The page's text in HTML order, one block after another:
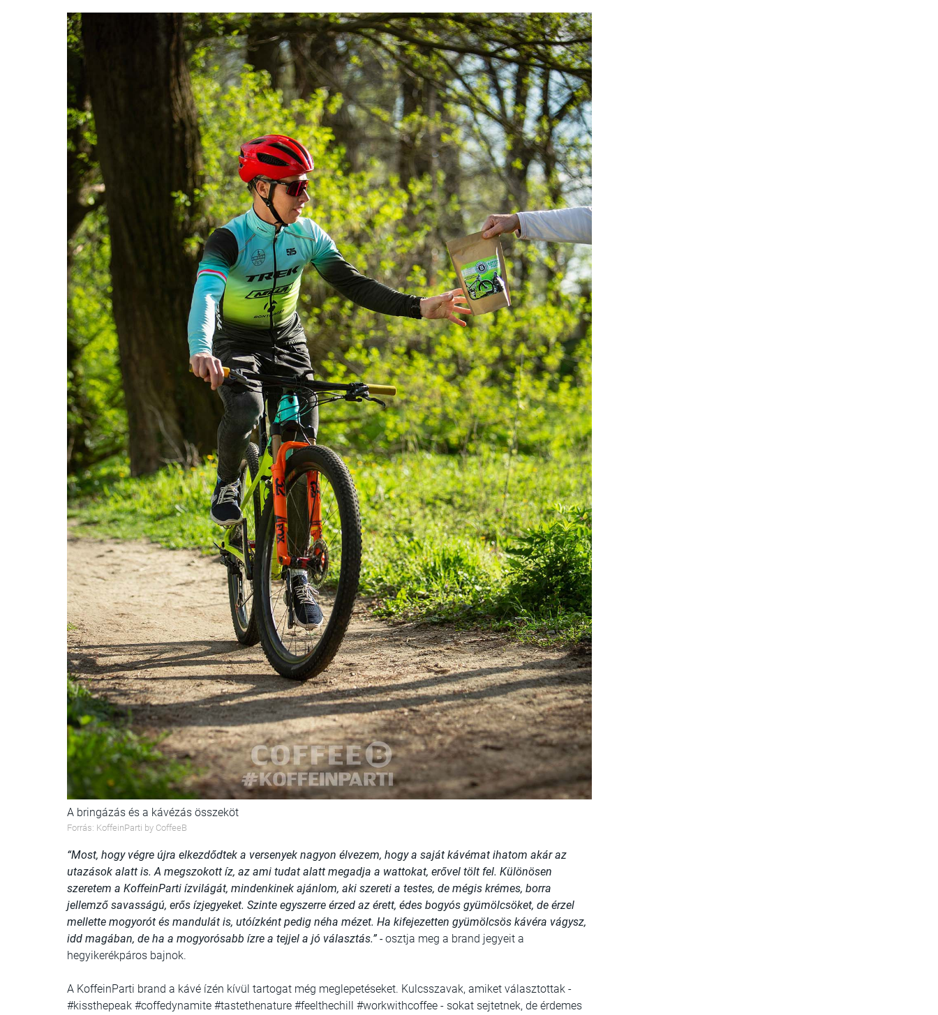
A bringázás és a kávézás összeköt
Forrás: KoffeinParti by CoffeeB
“Most, hogy végre újra elkezdődtek a versenyek nagyon élvezem, hogy a saját kávémat ihatom akár az
utazások alatt is. A megszokott íz, az ami tudat alatt megadja a wattokat, erővel tölt fel. Különösen
szeretem a KoffeinParti ízvilágát, mindenkinek ajánlom, aki szereti a testes, de mégis krémes, borra
jellemző savasságú, erős ízjegyeket. Szinte egyszerre érzed az érett, édes bogyós gyümölcsöket, de érzel
mellette mogyorót és mandulát is, utóízként pedig néha mézet. Ha kifejezetten gyümölcsös kávéra vágysz,
idd magában, de ha a mogyorósabb ízre a tejjel a jó választás.” - osztja meg a brand jegyeit a
hegyikerékpáros bajnok.
A KoffeinParti brand a kávé ízén kívül tartogat még meglepetéseket. Kulcsszavak, amiket választottak -
#kissthepeak #coffedynamite #tastethenature #feelthechill #workwithcoffee - sokat sejtetnek, de érdemes